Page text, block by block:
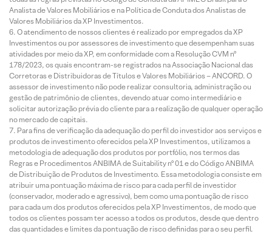
Analista de Valores Mobiliários e na Política de Conduta dos Analistas de
Valores Mobiliários da XP Investimentos.
O atendimento de nossos clientes é realizado por empregados da XP
Investimentos ou por assessores de investimento que desempenham suas
atividades por meio da XP, em conformidade com a Resolução CVM nº
178/2023, os quais encontram-se registrados na Associação Nacional das
Corretoras e Distribuidoras de Títulos e Valores Mobiliários – ANCORD. O
assessor de investimento não pode realizar consultoria, administração ou
gestão de patrimônio de clientes, devendo atuar como intermediário e
solicitar autorização prévia do cliente para a realização de qualquer operação
no mercado de capitais.
Para fins de verificação da adequação do perfil do investidor aos serviços e
produtos de investimento oferecidos pela XP Investimentos, utilizamos a
metodologia de adequação dos produtos por portfólio, nos termos das
Regras e Procedimentos ANBIMA de Suitability nº 01 e do Código ANBIMA
de Distribuição de Produtos de Investimento. Essa metodologia consiste em
atribuir uma pontuação máxima de risco para cada perfil de investidor
(conservador, moderado e agressivo), bem como uma pontuação de risco
para cada um dos produtos oferecidos pela XP Investimentos, de modo que
todos os clientes possam ter acesso a todos os produtos, desde que dentro
das quantidades e limites da pontuação de risco definidas para o seu perfil.